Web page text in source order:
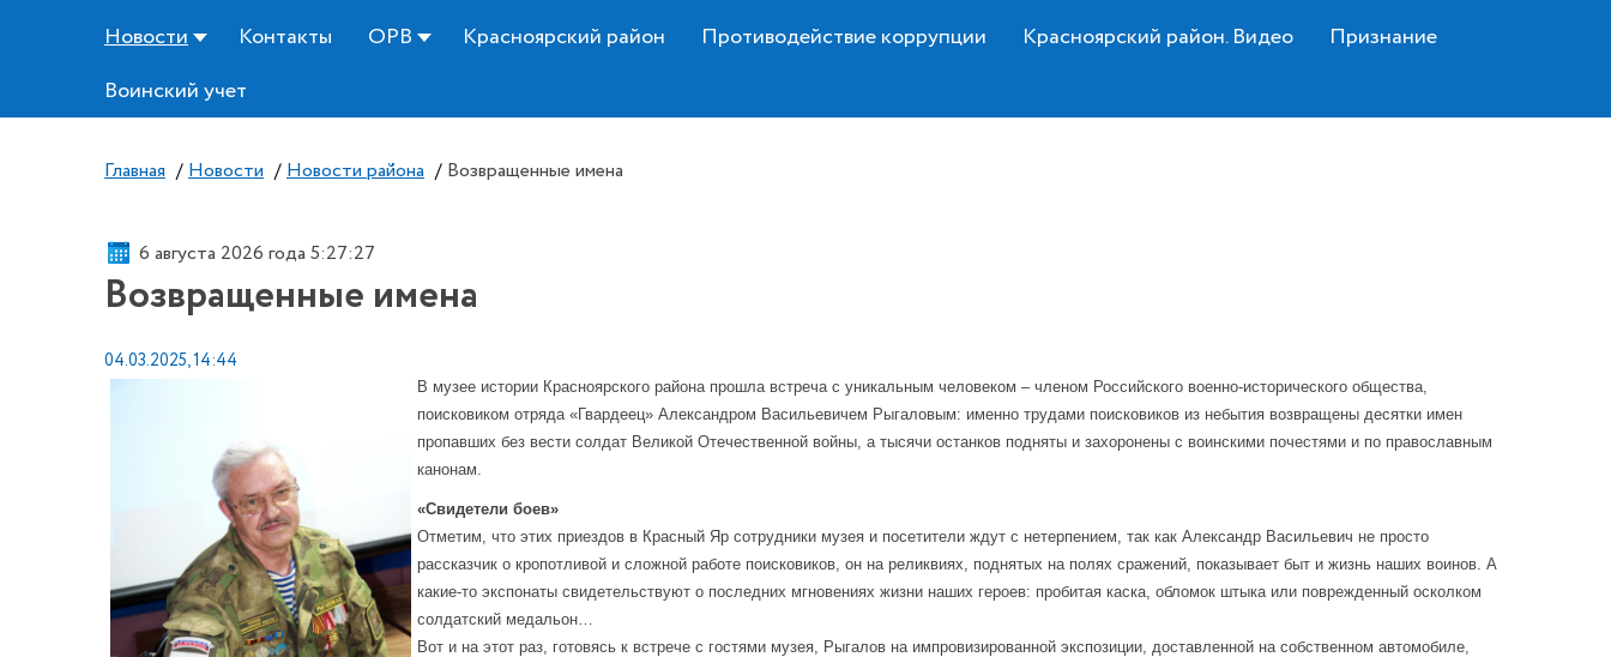
Новости
Контакты ОРВ Красноярский район Противодействие коррупции Красноярский район. Видео
Признание
Воинский учет
Главная / Новости / Новости района / Возвращенные имена
6 августа 2026 года 5:27:28
Возвращенные имена
04.03.2025, 14:44
В музее истории Красноярского района прошла встреча с уникальным человеком – членом Российского военно-исторического общества,
поисковиком отряда «Гвардеец» Александром Васильевичем Рыгаловым: именно трудами поисковиков из небытия возвращены десятки имен
пропавших без вести солдат Великой Отечественной войны, а тысячи останков подняты и захоронены с воинскими почестями и по православным
канонам.
«Свидетели боев»
Отметим, что этих приездов в Красный Яр сотрудники музея и посетители ждут с нетерпением, так как Александр Васильевич не просто
рассказчик о кропотливой и сложной работе поисковиков, он на реликвиях, поднятых на полях сражений, показывает быт и жизнь наших воинов. А
какие-то экспонаты свидетельствуют о последних мгновениях жизни наших героев: пробитая каска, обломок штыка или поврежденный осколком
солдатский медальон…
Вот и на этот раз, готовясь к встрече с гостями музея, Рыгалов на импровизированной экспозиции, доставленной на собственном автомобиле,